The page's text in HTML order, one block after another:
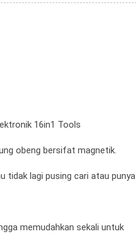
16in1 Tools
obeng bersifat magnetik.
tidak lagi pusing cari atau punya
memudahkan sekali untuk